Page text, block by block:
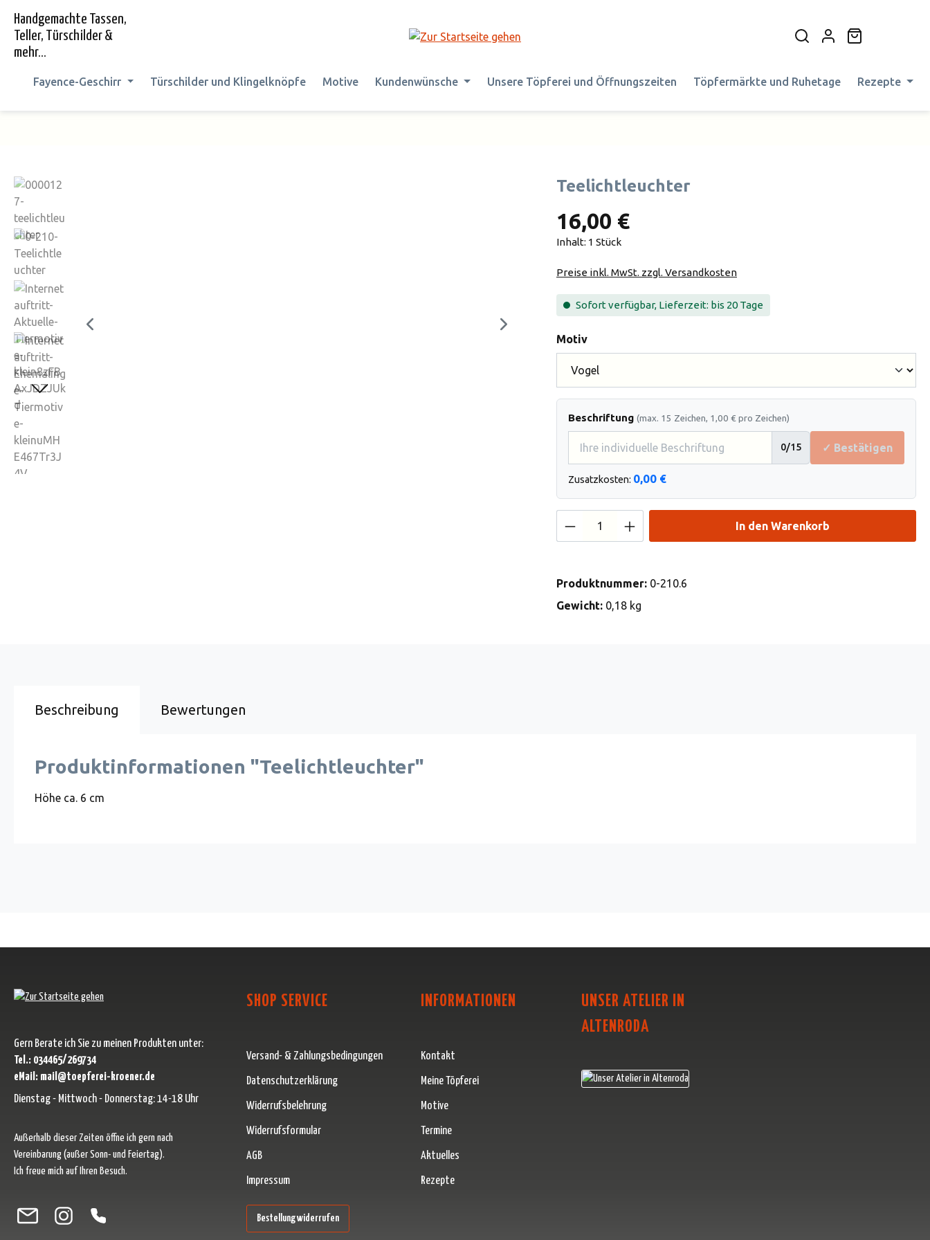
Zur Hauptnavigation springen
Handgemachte Tassen,
Teller, Türschilder &
mehr...
Fayence-Geschirr Türschilder und Klingelknöpfe Motive Kundenwünsche Unsere Töpferei und Öffnungszeiten Töpfermärkte und Ruhetage Rezepte
Bildergalerie überspringen Teelichtleuchter
16,00 €
Inhalt: 1 Stück
Preise inkl. MwSt. zzgl. Versandkosten
Sofort verfügbar, Lieferzeit: bis 20 Tage
Motivauswählen
Beschriftung (max. 15 Zeichen, 1,00 € pro Zeichen)
0/15 ✓ Bestätigen
Zusatzkosten: 0,00 €
Produkt Anzahl: Gib den gewünschten Wert
In den Warenkorb
Produktnummer: 0-210.6
Gewicht: 0,18 kg
Beschreibung Bewertungen
Produktinformationen "Teelichtleuchter"
Höhe ca. 6 cm
Gern Berate ich Sie zu meinen Produkten unter:
Tel.: 034465/269734
eMail: mail@toepferei-kroener.de
Dienstag - Mittwoch - Donnerstag: 14-18 Uhr
Außerhalb dieser Zeiten öffne ich gern nach
Vereinbarung (außer Sonn- und Feiertag).
Ich freue mich auf Ihren Besuch.
Besuche uns auf Facebook – öffnet in neuem Tab (externer Link)
Schau auf Instagram vorbei – öffnet in neuem Tab (externer Link)
Lass dich auf Pinterest inspirieren – öffnet in neuem Tab (externer Link)
Folge uns auf X – öffnet in neuem Tab (externer Link)
SHOP SERVICE
Versand- & Zahlungsbedingungen
Datenschutzerklärung
Widerrufsbelehrung
Widerrufsformular
AGB
Impressum
Bestellung widerrufen
INFORMATIONEN
Kontakt
Meine Töpferei
Motive
Termine
Aktuelles
Rezepte
UNSER ATELIER IN
ALTENRODA